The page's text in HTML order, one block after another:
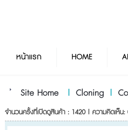
หน้าแรก HOME
Site Home | Cloning |
จำนวนครั้งที่เปิดดูสินค้า : 1420 | ความคิดเห็น: